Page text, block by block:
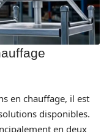
en chauffage, il est
disponibles.
en deux